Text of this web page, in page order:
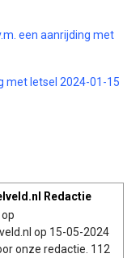
een aanrijding met
met letsel 2024-01-15
Redactie
op 15-05-2024
onze redactie. 112